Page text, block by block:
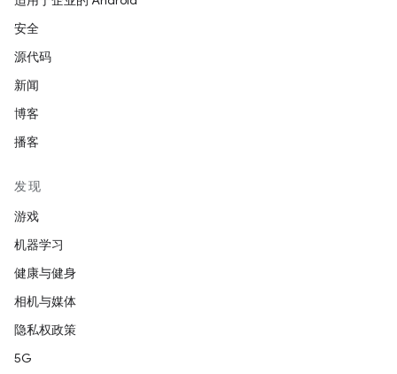
安全
源代码
新闻
博客
播客
发现
游戏
机器学习
健康与健身
相机与媒体
隐私权政策
5G